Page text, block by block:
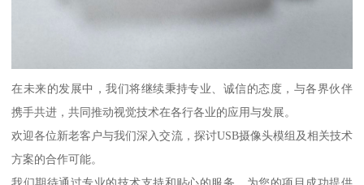
在未来的发展中，我们将继续秉持专业、诚信的态度，与各界伙伴
携手共进，共同推动视觉技术在各行各业的应用与发展。
欢迎各位新老客户与我们深入交流，探讨USB摄像头模组及相关技术
方案的合作可能。